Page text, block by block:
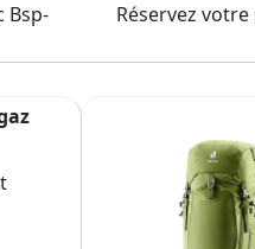
Bsp- Réservez